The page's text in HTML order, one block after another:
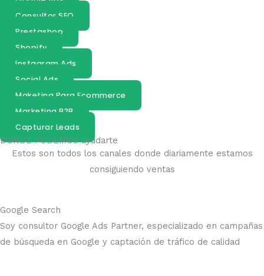
Consultor SEO
Prestashop
Shopify
Instagram Ads
Social Ads
Maketing Para Ecommerce
Marketing B2B
Capturar Leads
DONDE PODEMOS ayudarte
Estos son todos los canales donde diariamente estamos
consiguiendo ventas
Google Search
Soy consultor Google Ads Partner, especializado en campañas
de búsqueda en Google y captación de tráfico de calidad